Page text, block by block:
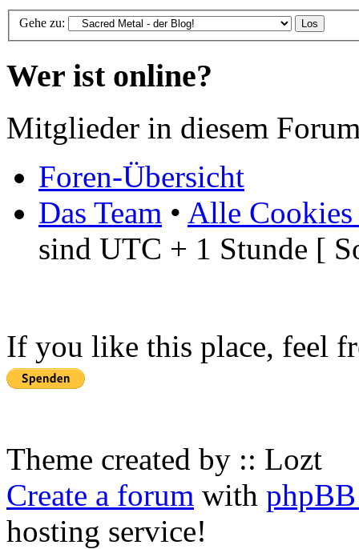
Gehe zu:
Wer ist online?
Mitglieder in diesem
Foren-Übersicht
Das Team • Alle Cookies
sind UTC + 1 Stunde [
If you like this place, feel
Theme created by :: Lozt
Create a forum with
hosting service!